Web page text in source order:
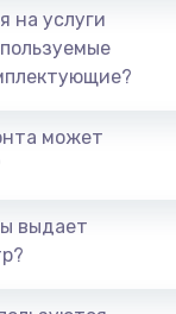
на услуги
может
выдает